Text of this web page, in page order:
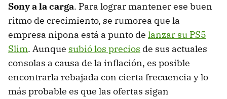
Sony a la carga. Para lograr mantener ese buen
ritmo de crecimiento, se rumorea que la
empresa nipona está a punto de lanzar su PS5
Slim. Aunque subió los precios de sus actuales
consolas a causa de la inflación, es posible
encontrarla rebajada con cierta frecuencia y lo
más probable es que las ofertas sigan